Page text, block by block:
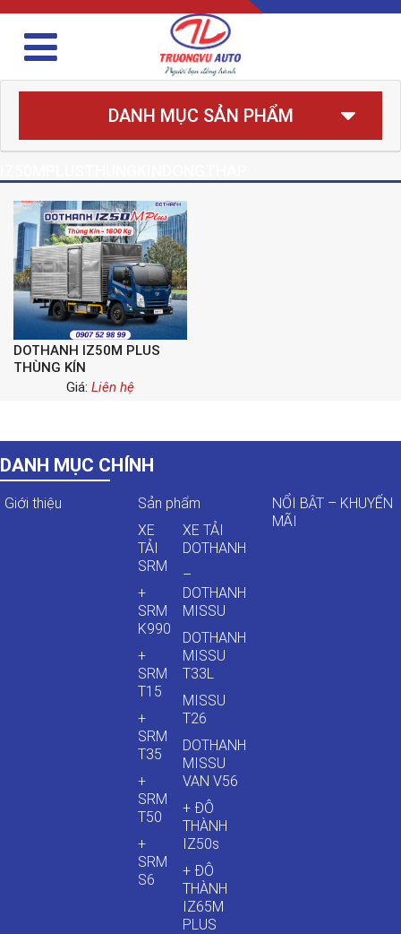
DANH MỤC SẢN PHẨM
DOTHANH IZ50M PLUS
THÙNG KÍN
Giá: Liên hệ
DANH MỤC CHÍNH
Giới thiệu
Sản phẩm
XE
TẢI
SRM
+
SRM
K990
+
SRM
T15
+
SRM
T35
+
SRM
T50
+
SRM
S6
XE TẢI
DOTHANH
–
DOTHANH
MISSU
DOTHANH
MISSU
T33L
MISSU
T26
DOTHANH
MISSU
VAN V56
+ ĐÔ
THÀNH
IZ50s
+ ĐÔ
THÀNH
IZ65M
PLUS
NỔI BẬT – KHUYẾN
MÃI